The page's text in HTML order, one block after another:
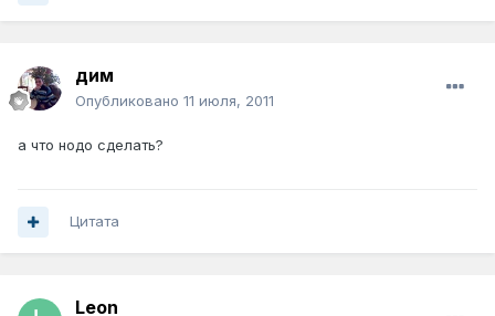
дим
Опубликовано 11 июля, 2011
а что нодо сделать?
Цитата
Leon